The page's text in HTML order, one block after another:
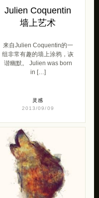
Julien Coquentin
墙上艺术
来自Julien Coquentin的一
组非常有趣的墙上涂鸦，诙
谐幽默。 Julien was born
in […]
灵感
2013/09/09